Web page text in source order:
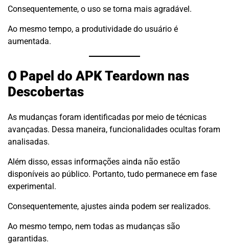
Consequentemente, o uso se torna mais agradável.
Ao mesmo tempo, a produtividade do usuário é
aumentada.
O Papel do APK Teardown nas
Descobertas
As mudanças foram identificadas por meio de técnicas
avançadas. Dessa maneira, funcionalidades ocultas foram
analisadas.
Além disso, essas informações ainda não estão
disponíveis ao público. Portanto, tudo permanece em fase
experimental.
Consequentemente, ajustes ainda podem ser realizados.
Ao mesmo tempo, nem todas as mudanças são
garantidas.